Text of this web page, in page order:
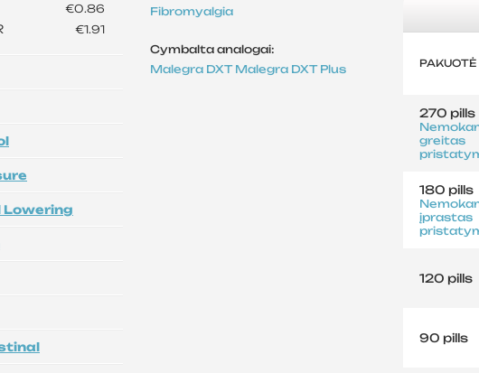
€0.86
€1.91
Lowering
Fibromyalgia
Cymbalta analogai:
Malegra DXT Malegra DXT Plus PAKUOTĖ
270 pills
greitas
180 pills
įprastas
120 pills
90 pills